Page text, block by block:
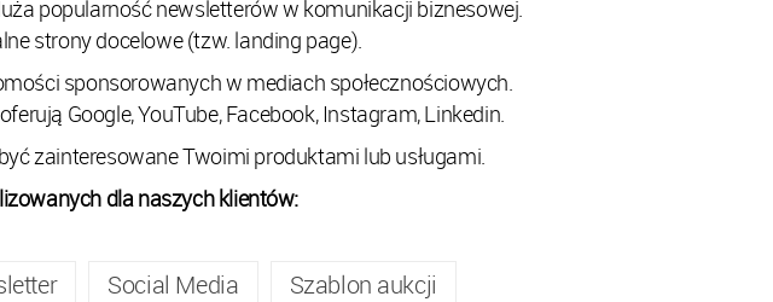
popularność newsletterów w komunikacji biznesowej.
strony docelowe (tzw. landing page).
sponsorowanych w mediach społecznościowych.
Google, YouTube, Facebook, Instagram, Linkedin.
zainteresowane Twoimi produktami lub usługami.
dla naszych klientów:
Social Media Szablon aukcji